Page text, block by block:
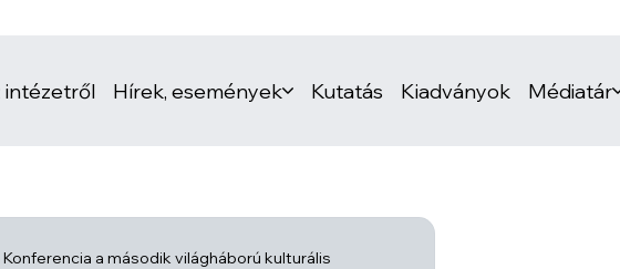
intézetről Hírek, események Kutatás Kiadványok Médiatár
Konferencia a második világháború kulturális